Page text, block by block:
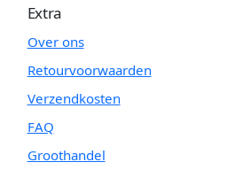
Extra
Over ons
Retourvoorwaarden
Verzendkosten
FAQ
Groothandel